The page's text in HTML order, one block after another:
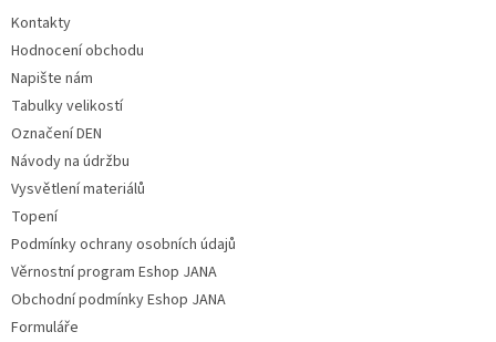
Kontakty
Hodnocení obchodu
Napište nám
Tabulky velikostí
Označení DEN
Návody na údržbu
Vysvětlení materiálů
Topení
Podmínky ochrany osobních údajů
Věrnostní program Eshop JANA
Obchodní podmínky Eshop JANA
Formuláře